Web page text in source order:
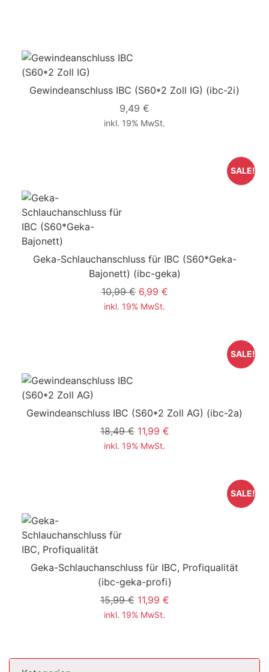
Gewindeanschluss IBC (S60*2 Zoll IG) (ibc-2i)
9,49 €
inkl. 19% MwSt.
Geka-Schlauchanschluss für IBC (S60*Geka-
Bajonett) (ibc-geka)
10,99 € 6,99 €
inkl. 19% MwSt.
SALE!
Gewindeanschluss IBC (S60*2 Zoll AG) (ibc-2a)
18,49 € 11,99 €
inkl. 19% MwSt.
SALE!
Geka-Schlauchanschluss für IBC, Profiqualität
(ibc-geka-profi)
15,99 € 11,99 €
inkl. 19% MwSt.
SALE!